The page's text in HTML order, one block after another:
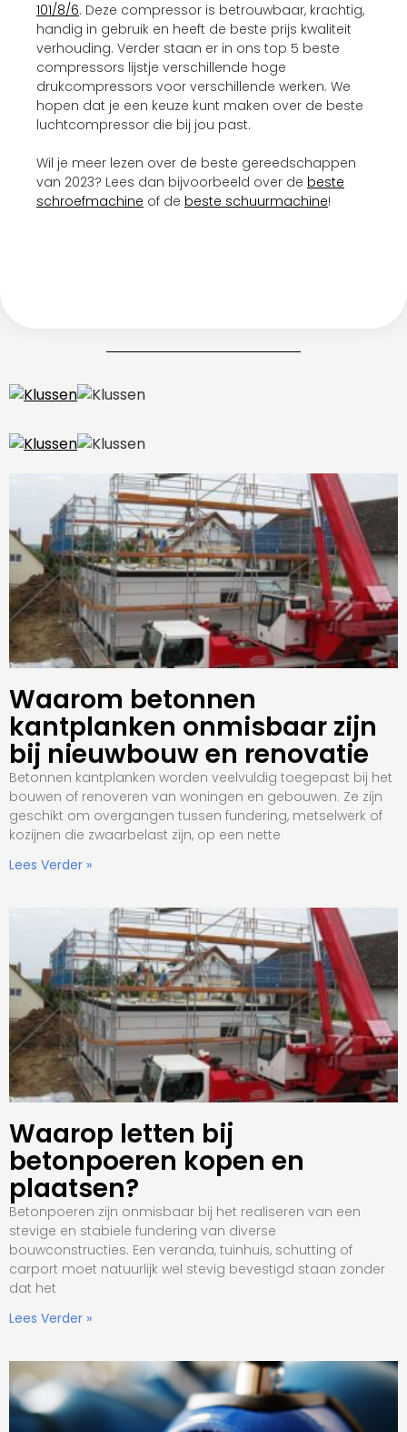
101/8/6. Deze compressor is betrouwbaar, krachtig,
handig in gebruik en heeft de beste prijs kwaliteit
verhouding. Verder staan er in ons top 5 beste
compressors lijstje verschillende hoge
drukcompressors voor verschillende werken. We
hopen dat je een keuze kunt maken over de beste
luchtcompressor die bij jou past.
Wil je meer lezen over de beste gereedschappen
van 2023? Lees dan bijvoorbeeld over de beste
schroefmachine of de beste schuurmachine!
Waarom betonnen
kantplanken onmisbaar zijn
bij nieuwbouw en renovatie
Betonnen kantplanken worden veelvuldig toegepast bij het
bouwen of renoveren van woningen en gebouwen. Ze zijn
geschikt om overgangen tussen fundering, metselwerk of
kozijnen die zwaarbelast zijn, op een nette
Lees Verder »
Waarop letten bij
betonpoeren kopen en
plaatsen?
Betonpoeren zijn onmisbaar bij het realiseren van een
stevige en stabiele fundering van diverse
bouwconstructies. Een veranda, tuinhuis, schutting of
carport moet natuurlijk wel stevig bevestigd staan zonder
dat het
Lees Verder »